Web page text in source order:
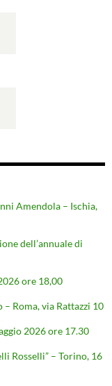
Amendola – Ischia,
dell’annuale di
ore 18,00
Roma, via Rattazzi 10
2026 ore 17.30
Rosselli” – Torino, 16